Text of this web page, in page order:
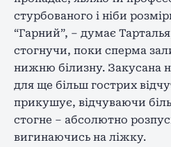
стурбованого і ніби
“Гарний”, – думає
стогнучи, поки сперма
нижню білизну. Закусана
для ще більш гострих
прикушує, відчуваючи
стогне – абсолютно
вигинаючись на ліжку.